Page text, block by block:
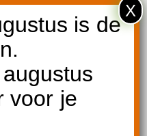
is de
voor je
X